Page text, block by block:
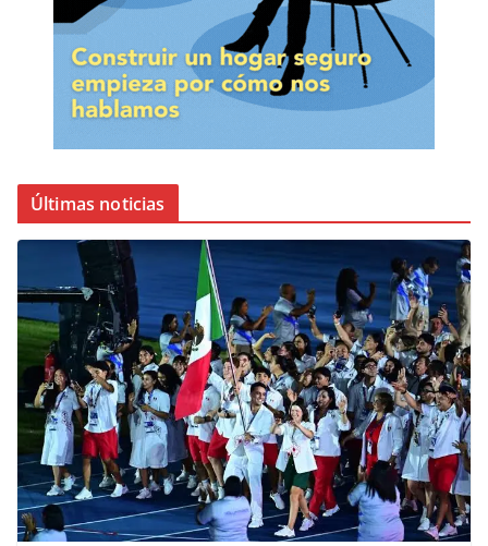
Últimas noticias